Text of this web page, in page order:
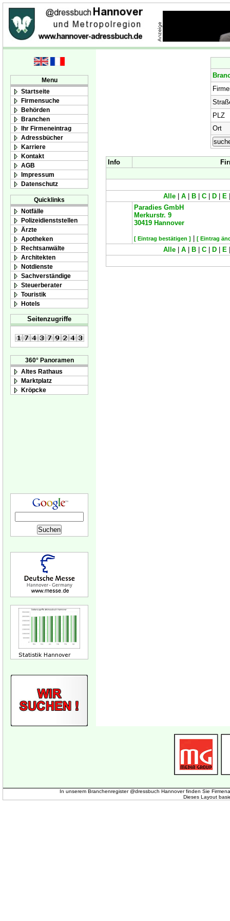
Menu
Startseite
Firmensuche
Behörden
Branchen
Ihr Firmeneintrag
Adressbücher
Karriere
Kontakt
AGB
Impressum
Datenschutz
Quicklinks
Notfälle
Polizeidienststellen
Ärzte
Apotheken
Rechtsanwälte
Architekten
Notdienste
Sachverständige
Steuerberater
Touristik
Hotels
Seitenzugriffe
360° Panoramen
Altes Rathaus
Marktplatz
Kröpcke
PLZ
Ort
Info
Alle A B C D E
Paradies GmbH
Merkurstr. 9
30419 Hannover
[ Eintrag bestätigen ] [ Eintrag
Alle A B C D E
In unserem Branchenregister @dressbuch Hannover finden Sie
Dieses Layout